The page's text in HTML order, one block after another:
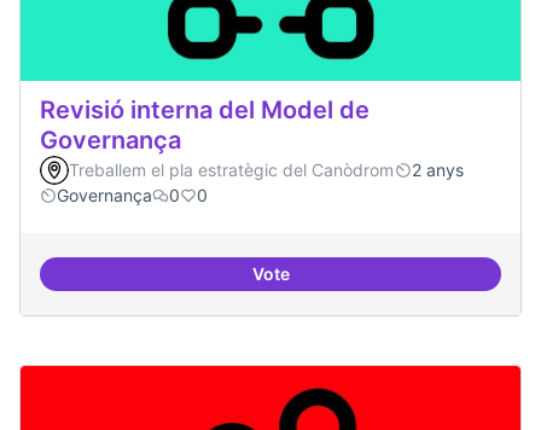
Revisió interna del Model de
Governança
Treballem el pla estratègic del Canòdrom
2 anys
Governança
0 0
VoteRevisió interna del Model de